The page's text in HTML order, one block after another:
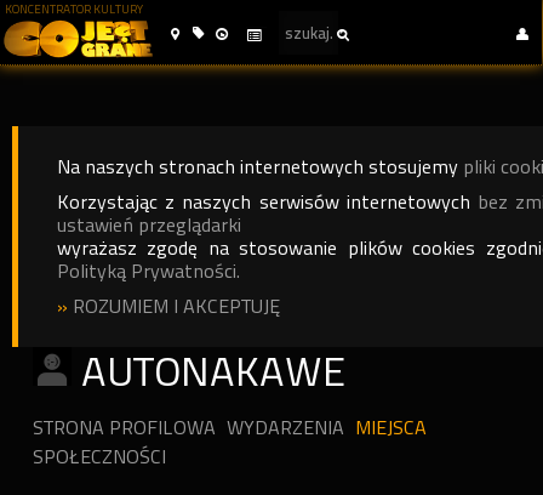
KONCENTRATOR KULTURY
Na naszych stronach internetowych stosujemy pliki
Korzystając z naszych serwisów internetowych bez
ustawień przeglądarki
wyrażasz zgodę na stosowanie plików cookies
Polityką Prywatności.
» ROZUMIEM I AKCEPTUJĘ
AUTONAKAWE
STRONA PROFILOWA WYDARZENIA MIEJSCA
SPOŁECZNOŚCI